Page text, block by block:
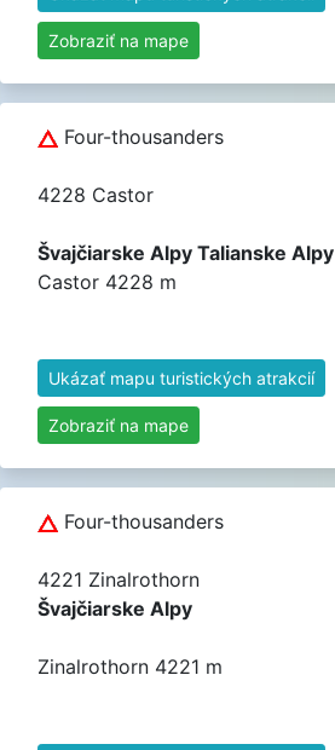
Zobraziť na mape
Four-thousanders
4228 Castor
Švajčiarske Alpy Talianske Alpy
Castor 4228 m
Ukázať mapu turistických atrakcií
Zobraziť na mape
Four-thousanders
4221 Zinalrothorn
Švajčiarske Alpy
Zinalrothorn 4221 m